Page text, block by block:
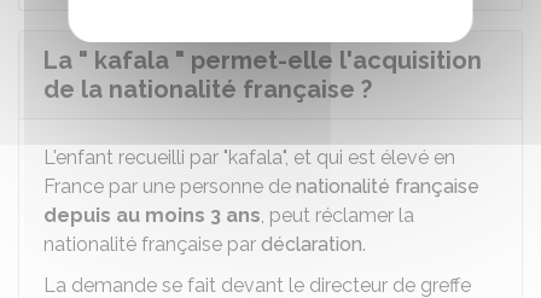
La " kafala " permet-elle l'acquisition
de la nationalité française ?
L'enfant recueilli par "kafala", et qui est élevé en
France par une personne de nationalité française
depuis au moins 3 ans, peut réclamer la
nationalité française par déclaration.
La demande se fait devant le directeur de greffe